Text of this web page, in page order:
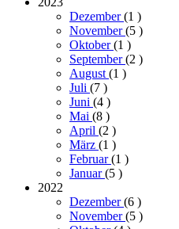
Dezember(1 )
November(5 )
Oktober(1 )
September(2 )
August (1 )
Juli (7 )
Juni (4 )
Mai (8 )
April (2 )
März (1 )
Februar(1 )
Januar(5 )
2022
Dezember(6 )
November(5 )